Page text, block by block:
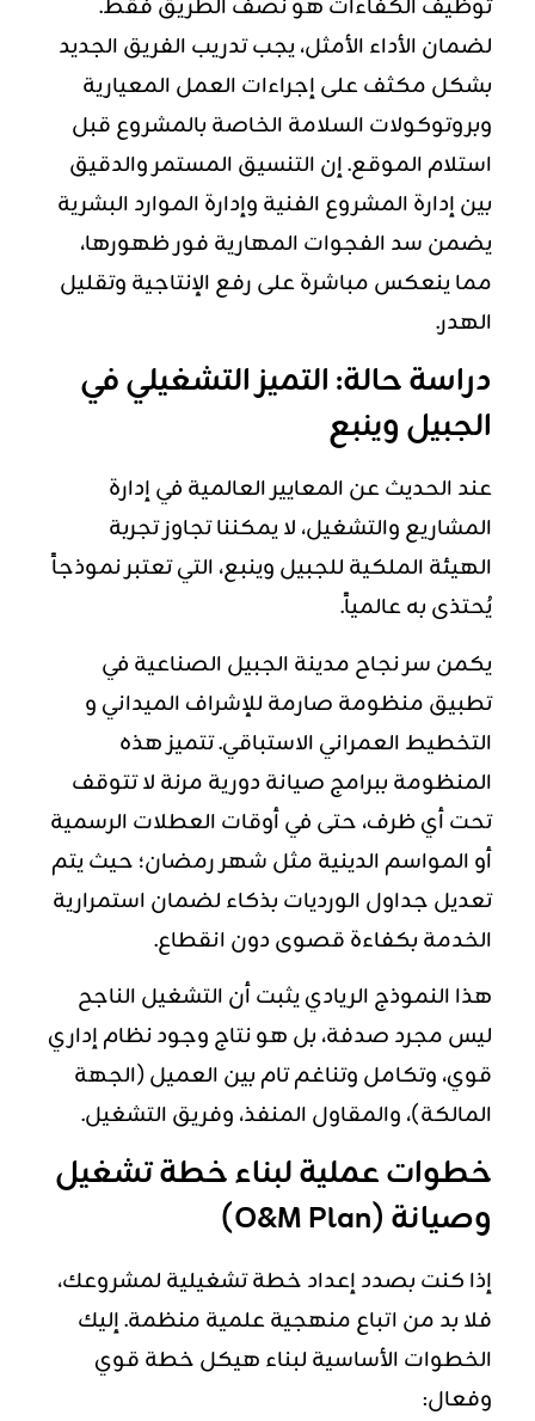
توظيفالكفاءاتهو نصف الطريق فقط.
لضمان الأداء الأمثل، يجب تدريب الفريق الجديد
بشكل مكثف على إجراءات العمل المعيارية
وبروتوكولات السلامة الخاصة بالمشروع قبل
استلام الموقع. إن التنسيق المستمر والدقيق
بين إدارة المشروع الفنية وإدارة الموارد البشرية
يضمن سد الفجوات المهارية فور ظهورها،
مما ينعكس مباشرة على رفع الإنتاجية وتقليل
الهدر.
دراسة حالة: التميز التشغيلي في
الجبيل وينبع
عند الحديث عن المعايير العالمية في إدارة
المشاريع والتشغيل، لا يمكننا تجاوز تجربة
الهيئة الملكية للجبيل وينبع، التي تعتبر نموذجاً
يُحتذى به عالمياً.
يكمن سر نجاح مدينة الجبيل الصناعية في
تطبيق منظومة صارمة للإشراف الميداني و
التخطيط العمراني الاستباقي. تتميز هذه
المنظومة ببرامج صيانة دورية مرنة لا تتوقف
تحت أي ظرف، حتى في أوقات العطلات الرسمية
أو المواسم الدينية مثل شهر رمضان؛ حيث يتم
تعديل جداول الورديات بذكاء لضمان استمرارية
الخدمة بكفاءة قصوى دون انقطاع.
هذا النموذج الريادي يثبت أن التشغيل الناجح
ليس مجرد صدفة، بل هو نتاج وجود نظام إداري
قوي، وتكامل وتناغم تام بين العميل (الجهة
المالكة)، والمقاول المنفذ، وفريق التشغيل.
خطوات عملية لبناء خطة تشغيل
وصيانة (O&M Plan)
إذا كنت بصدد إعداد خطة تشغيلية لمشروعك،
فلا بد من اتباع منهجية علمية منظمة. إليك
الخطوات الأساسية لبناء هيكل خطة قوي
وفعال: